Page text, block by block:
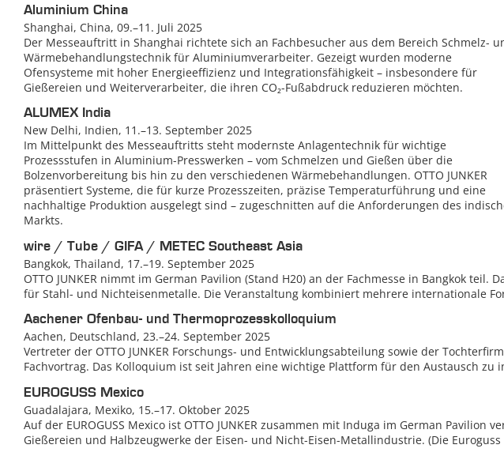
Aluminium China
Shanghai, China, 09.–11. Juli 2025
Der Messeauftritt in Shanghai richtete sich an Fachbesucher aus dem Bereich Schmelz-
Wärmebehandlungstechnik für Aluminiumverarbeiter. Gezeigt wurden moderne
Ofensysteme mit hoher Energieeffizienz und Integrationsfähigkeit – insbesondere für
Gießereien und Weiterverarbeiter, die ihren CO₂-Fußabdruck reduzieren möchten.
ALUMEX India
New Delhi, Indien, 11.–13. September 2025
Im Mittelpunkt des Messeauftritts steht modernste Anlagentechnik für wichtige
Prozessstufen in Aluminium-Presswerken – vom Schmelzen und Gießen über die
Bolzenvorbereitung bis hin zu den verschiedenen Wärmebehandlungen. OTTO JUNKER
präsentiert Systeme, die für kurze Prozesszeiten, präzise Temperaturführung und eine
nachhaltige Produktion ausgelegt sind – zugeschnitten auf die Anforderungen des
Markts.
wire / Tube / GIFA / METEC Southeast Asia
Bangkok, Thailand, 17.–19. September 2025
OTTO JUNKER nimmt im German Pavilion (Stand H20) an der Fachmesse in Bangkok
für Stahl- und Nichteisenmetalle. Die Veranstaltung kombiniert mehrere internationale
Aachener Ofenbau- und Thermoprozesskolloquium
Aachen, Deutschland, 23.–24. September 2025
Vertreter der OTTO JUNKER Forschungs- und Entwicklungsabteilung sowie der
Fachvortrag. Das Kolloquium ist seit Jahren eine wichtige Plattform für den Austausch
EUROGUSS Mexico
Guadalajara, Mexiko, 15.–17. Oktober 2025
Auf der EUROGUSS Mexico ist OTTO JUNKER zusammen mit Induga im German
Gießereien und Halbzeugwerke der Eisen- und Nicht-Eisen-Metallindustrie. (Die